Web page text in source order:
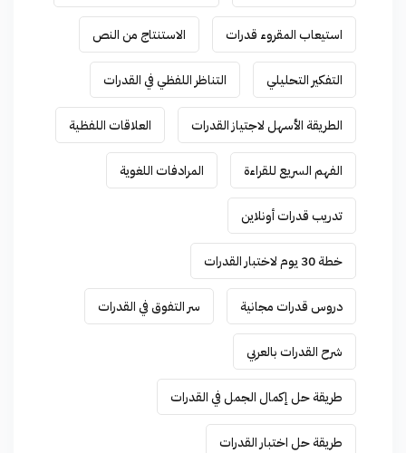
استيعاب المقروء قدرات الاستنتاج من النص
التفكير التحليلي التناظر اللفظي في القدرات
الطريقة الأسهل لاجتياز القدرات العلاقات اللفظية
الفهم السريع للقراءة المرادفات اللغوية
تدريب قدرات أونلاين
خطة 30 يوم لاختبار القدرات
دروس قدرات مجانية سر التفوق في القدرات
شرح القدرات بالعربي
طريقة حل إكمال الجمل في القدرات
طريقة حل اختبار القدرات